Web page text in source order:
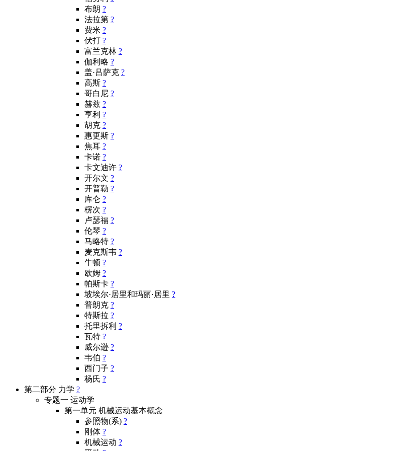
布朗 ?
法拉第 ?
费米 ?
伏打 ?
富兰克林 ?
伽利略 ?
盖·吕萨克 ?
高斯 ?
哥白尼 ?
赫兹 ?
亨利 ?
胡克 ?
惠更斯 ?
焦耳 ?
卡诺 ?
卡文迪许 ?
开尔文 ?
开普勒 ?
库仑 ?
楞次 ?
卢瑟福 ?
伦琴 ?
马略特 ?
麦克斯韦 ?
牛顿 ?
欧姆 ?
帕斯卡 ?
坡埃尔·居里和玛丽·居里 ?
普朗克 ?
特斯拉 ?
托里拆利 ?
瓦特 ?
威尔逊 ?
韦伯 ?
西门子 ?
杨氏 ?
第二部分 力学 ?
专题一 运动学
第一单元 机械运动基本概念
参照物(系) ?
刚体 ?
机械运动 ?